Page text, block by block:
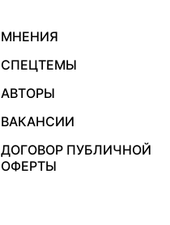
МНЕНИЯ
СПЕЦТЕМЫ
АВТОРЫ
ВАКАНСИИ
ДОГОВОР ПУБЛИЧНОЙ
ОФЕРТЫ